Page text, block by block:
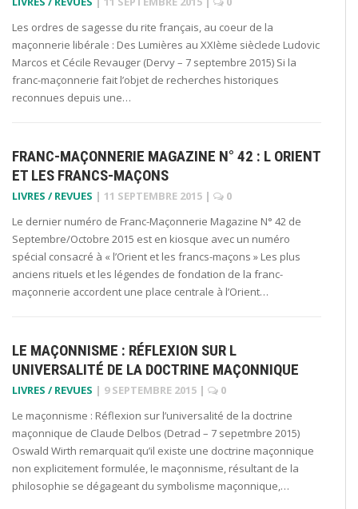
Les ordres de sagesse du rite français, au coeur de la
maçonnerie libérale : Des Lumières au XXIème sièclede Ludovic
Marcos et Cécile Revauger (Dervy – 7 septembre 2015) Si la
franc-maçonnerie fait l’objet de recherches historiques
reconnues depuis une…
FRANC-MAÇONNERIE MAGAZINE N° 42 : L ORIENT
ET LES FRANCS-MAÇONS
LIVRES / REVUES | 11 SEPTEMBRE 2015 |
0
Le dernier numéro de Franc-Maçonnerie Magazine N° 42 de
Septembre/Octobre 2015 est en kiosque avec un numéro
spécial consacré à « l’Orient et les francs-maçons » Les plus
anciens rituels et les légendes de fondation de la franc-
maçonnerie accordent une place centrale à l’Orient…
LE MAÇONNISME : RÉFLEXION SUR L
UNIVERSALITÉ DE LA DOCTRINE MAÇONNIQUE
LIVRES / REVUES | 9 SEPTEMBRE 2015 |
0
Le maçonnisme : Réflexion sur l’universalité de la doctrine
maçonnique de Claude Delbos (Detrad – 7 sepetmbre 2015)
Oswald Wirth remarquait qu’il existe une doctrine maçonnique
non explicitement formulée, le maçonnisme, résultant de la
philosophie se dégageant du symbolisme maçonnique,…